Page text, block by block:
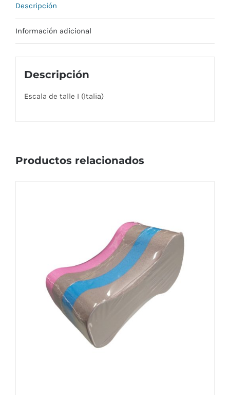
Descripción
Información adicional
Descripción
Escala de talle I (Italia)
Productos relacionados